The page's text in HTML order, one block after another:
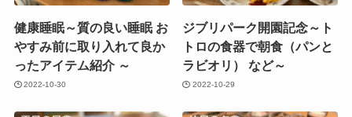
健康睡眠～質の良い睡眠 お
やすみ前に取り入れて良か
ったアイテム紹介 ～
2022-10-30
ジブリパーク開園記念～ト
トロの食器で朝食（パンと
ラビオリ） など～
2022-10-29